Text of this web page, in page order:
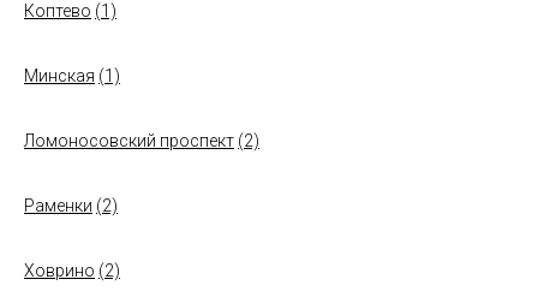
Коптево (1)
Минская (1)
Ломоносовский проспект (2)
Раменки (2)
Ховрино (2)